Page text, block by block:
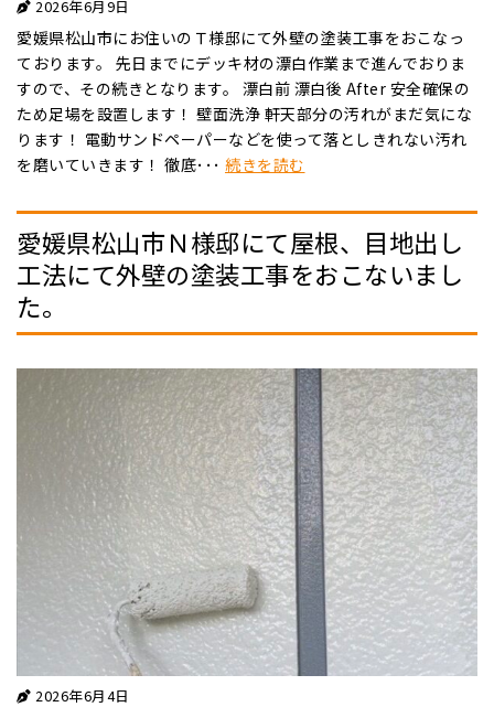
2026年6月9日
愛媛県松山市にお住いのＴ様邸にて外壁の塗装工事をおこなっ
ております。 先日までにデッキ材の漂白作業まで進んでおりま
すので、その続きとなります。 漂白前 漂白後 After 安全確保の
ため足場を設置します！ 壁面洗浄 軒天部分の汚れがまだ気にな
ります！ 電動サンドペーパーなどを使って落としきれない汚れ
を磨いていきます！ 徹底･･･ 続きを読む
愛媛県松山市Ｎ様邸にて屋根、目地出し
工法にて外壁の塗装工事をおこないまし
た。
2026年6月4日